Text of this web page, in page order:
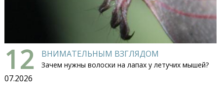
12
07.2026
ВНИМАТЕЛЬНЫМ ВЗГЛЯДОМ
Зачем нужны волоски на лапах у летучих мышей?